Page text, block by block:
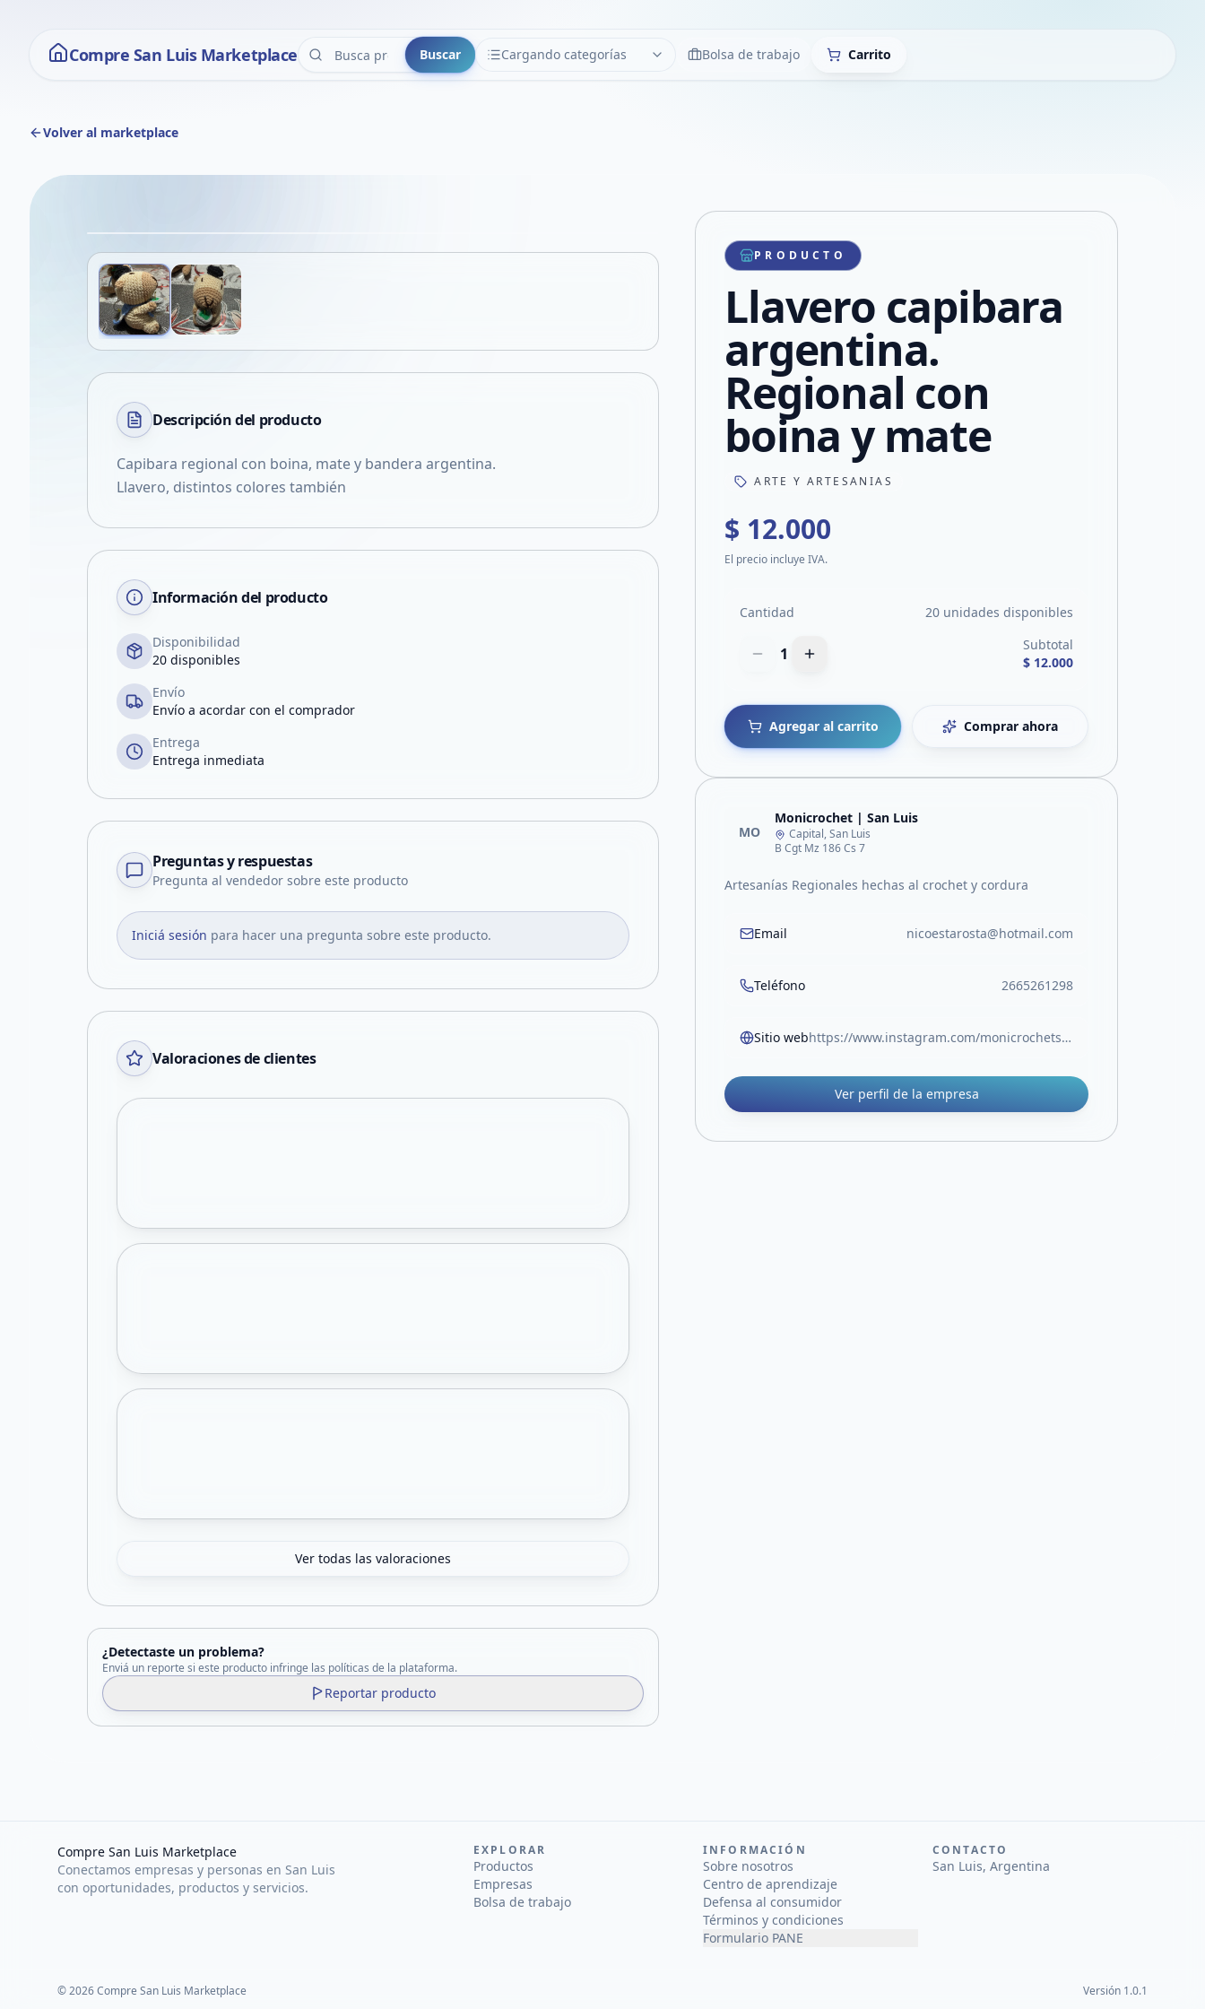
Compre San Luis Marketplace Buscar Cargando categorías
CATEGORÍAS LimpiarBolsa de trabajo Carrito
Volver al marketplace
Compartir producto
Compartir por WhatsApp
Compartir por mail
Compartir en Facebook
Compartir en X
Descripción del producto
Capibara regional con boina, mate y bandera argentina.
Llavero, distintos colores también
Información del producto
Disponibilidad
20 disponibles
Envío
Envío a acordar con el comprador
Entrega
Entrega inmediata
Preguntas y respuestas
Pregunta al vendedor sobre este producto
Iniciá sesión para hacer una pregunta sobre este producto.
Valoraciones de clientes
Ver todas las valoraciones
¿Detectaste un problema?
Enviá un reporte si este producto infringe las políticas de la plataforma.
Reportar producto
PRODUCTO
Llavero capibara
argentina.
Regional con
boina y mate
ARTE Y ARTESANIAS
$ 12.000
El precio incluye IVA.
Cantidad 20 unidades disponibles
1
Subtotal
$ 12.000
Agregar al carrito Comprar ahora
MO
Monicrochet | San Luis
Capital, San Luis
B Cgt Mz 186 Cs 7
Artesanías Regionales hechas al crochet y cordura
Email nicoestarosta@hotmail.com
Teléfono 2665261298
Sitio web https://www.instagram.com/monicrochetsl?igsh=bHU1cXJreXYycDNy
Ver perfil de la empresa
Compre San Luis Marketplace
Conectamos empresas y personas en San Luis
con oportunidades, productos y servicios.
EXPLORAR
Productos
Empresas
Bolsa de trabajo
INFORMACIÓN
Sobre nosotros
Centro de aprendizaje
Defensa al consumidor
Términos y condiciones
Formulario PANE
CONTACTO
San Luis, Argentina
©2026Compre San Luis Marketplace Versión 1.0.1